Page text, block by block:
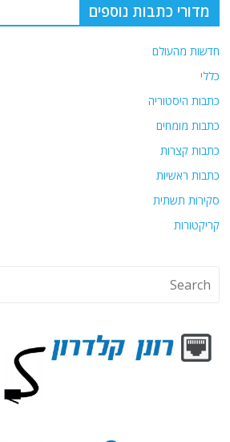
מדורי כתבות נוספים
חדשות מהעולם
כללי
כתבות היסטוריה
כתבות מומחים
כתבות קצרות
כתבות ראשיות
סקירות תשתית
קריקטורות